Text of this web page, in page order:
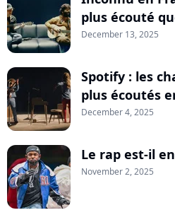
plus écouté
December 13, 2025
Spotify : les
plus écoutés
December 4, 2025
Le rap est-il
November 2, 2025